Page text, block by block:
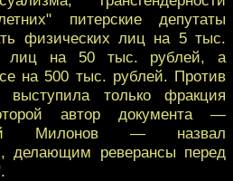
питерские депутаты
физических лиц на 5 тыс.
лиц на 50 тыс. рублей, а
на 500 тыс. рублей. Против
выступила только фракция
автор документа —
Милонов — назвал
делающим реверансы перед